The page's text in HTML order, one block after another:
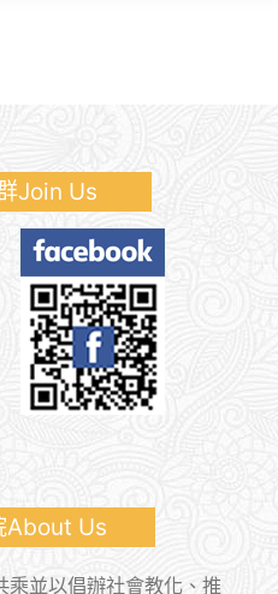
Join Us
Us
乘並以倡辦社會教化、推